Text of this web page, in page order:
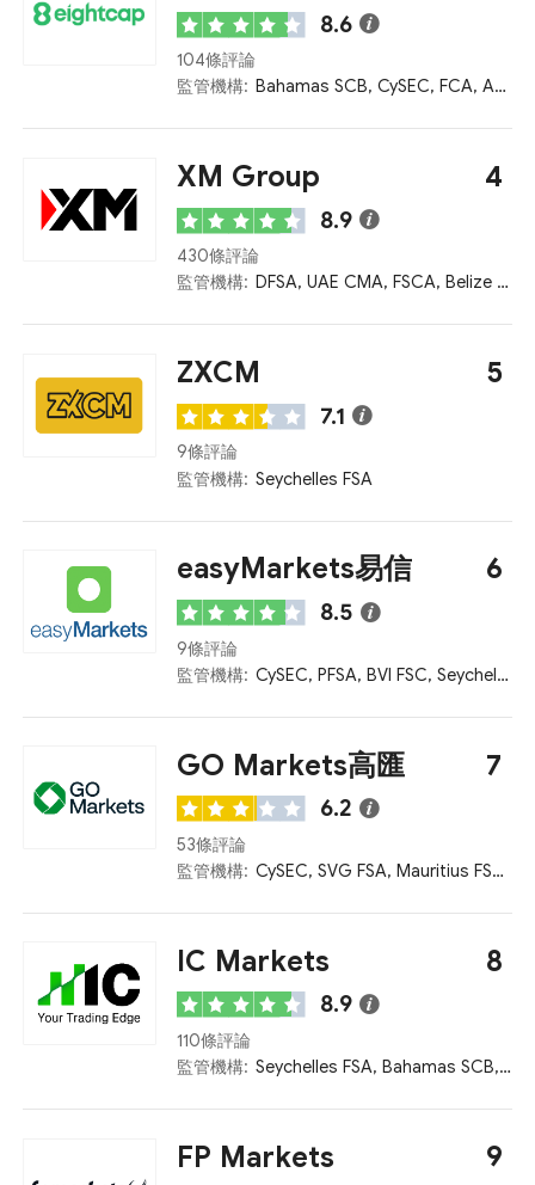
8.6
104條評論
監管機構:
Bahamas SCB, CySEC, FCA, ASIC, VFSC
XM Group 4
8.9
430條評論
監管機構:
DFSA, UAE CMA, FSCA, Belize FSC, Seychelles FSA, Mauritius FSC, ASIC, FCA, CySEC
ZXCM 5
7.1
9條評論
監管機構: Seychelles FSA
easyMarkets易信 6
8.5
9條評論
監管機構:
CySEC, PFSA, BVI FSC, Seychelles FSA, ASIC
GO Markets高匯 7
6.2
53條評論
監管機構:
CySEC, SVG FSA, Mauritius FSC, Seychelles FSA, ASIC
IC Markets 8
8.9
110條評論
監管機構:
Seychelles FSA, Bahamas SCB, ASIC, FCA, CySEC
FP Markets 9